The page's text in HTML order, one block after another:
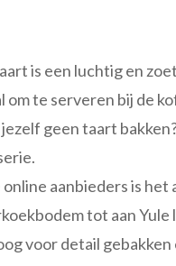
is een luchtig en
om te serveren bij de
geen taart
online aanbieders is
tot aan Yule
voor detail